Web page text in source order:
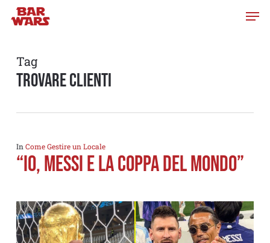
Skip
content
Tag
trovare clienti
In Come Gestire un Locale
“Io, Messi e la Coppa del Mondo”